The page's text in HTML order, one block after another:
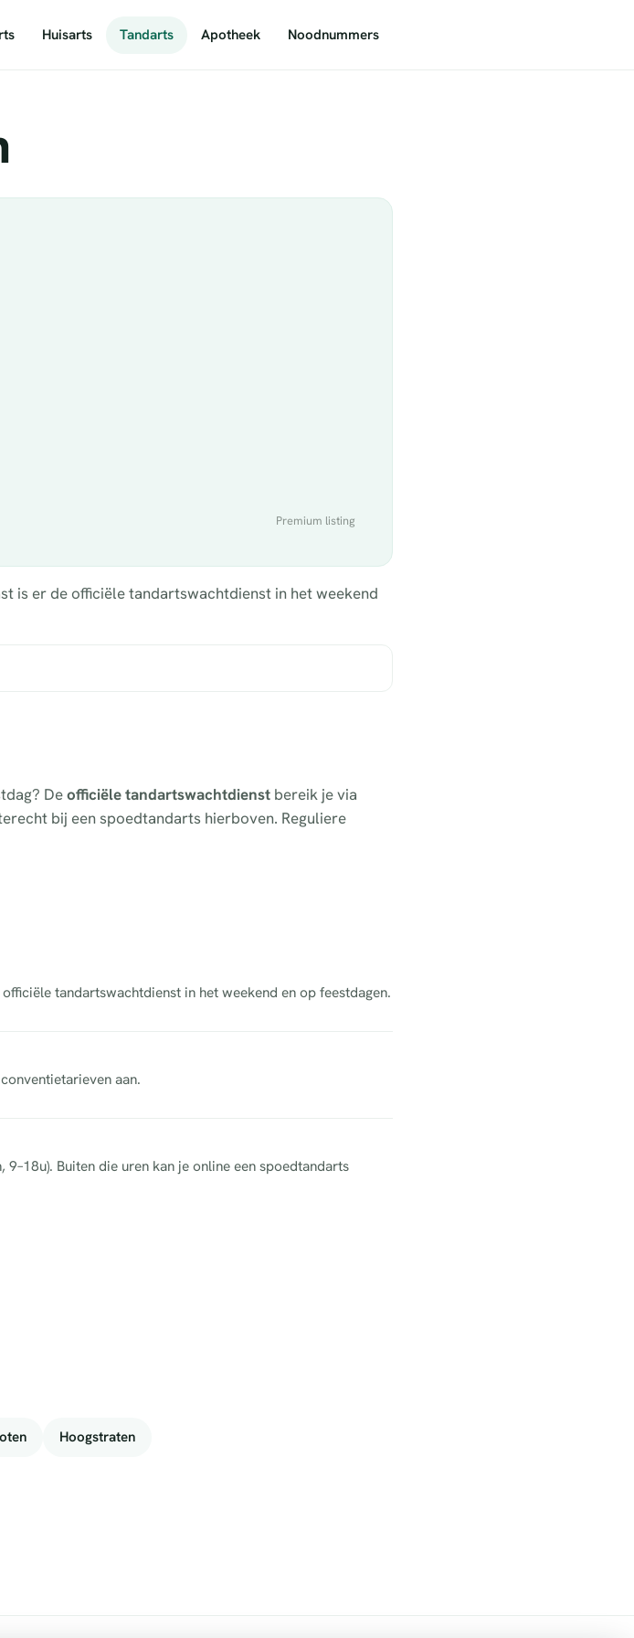
Huisarts Tandarts Apotheek Noodnummers
Premium listing
is er de officiële tandartswachtdienst in het weekend
Deofficiële tandartswachtdienst bereik je via
bij een spoedtandarts hierboven. Reguliere
tandartswachtdienst in het weekend en op feestdagen.
aan.
Buiten die uren kan je online een spoedtandarts
Hoogstraten